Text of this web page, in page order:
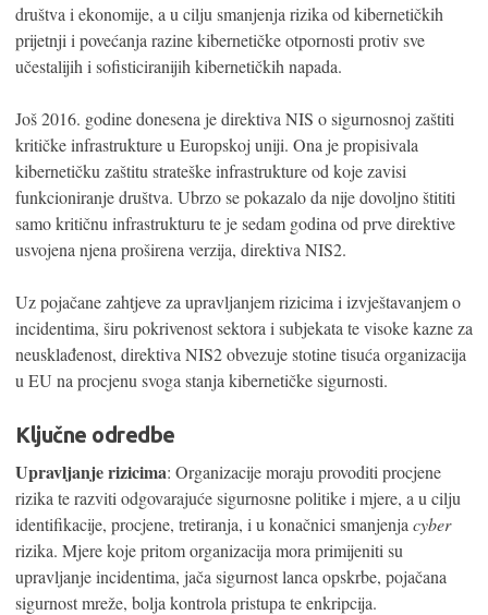
društva i ekonomije, a u cilju smanjenja rizika od kibernetičkih
prijetnji i povećanja razine kibernetičke otpornosti protiv sve
učestalijih i sofisticiranijih kibernetičkih napada.
Još 2016. godine donesena je direktiva NIS o sigurnosnoj zaštiti
kritičke infrastrukture u Europskoj uniji. Ona je propisivala
kibernetičku zaštitu strateške infrastrukture od koje zavisi
funkcioniranje društva. Ubrzo se pokazalo da nije dovoljno štititi
samo kritičnu infrastrukturu te je sedam godina od prve direktive
usvojena njena proširena verzija, direktiva NIS2.
Uz pojačane zahtjeve za upravljanjem rizicima i izvještavanjem o
incidentima, širu pokrivenost sektora i subjekata te visoke kazne za
neusklađenost, direktiva NIS2 obvezuje stotine tisuća organizacija
u EU na procjenu svoga stanja kibernetičke sigurnosti.
Ključne odredbe
Upravljanje rizicima: Organizacije moraju provoditi procjene
rizika te razviti odgovarajuće sigurnosne politike i mjere, a u cilju
identifikacije, procjene, tretiranja, i u konačnici smanjenja cyber
rizika. Mjere koje pritom organizacija mora primijeniti su
upravljanje incidentima, jača sigurnost lanca opskrbe, pojačana
sigurnost mreže, bolja kontrola pristupa te enkripcija.